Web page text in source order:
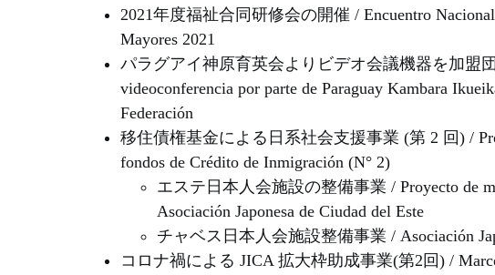
2021年度福祉合同研修会の開催 / Encuentro
Mayores 2021
パラグアイ神原育英会よりビデオ会議機器を加盟
videoconferencia por parte de Paraguay Kambara
Federación
移住債権基金による日系社会支援事業 (第 2 回) /
fondos de Crédito de Inmigración (N° 2)
エステ日本人会施設の整備事業 / Proyecto de
Asociación Japonesa de Ciudad del Este
チャベス日本人会施設整備事業 / Asociación
コロナ禍による JICA 拡大枠助成事業(第2回) /